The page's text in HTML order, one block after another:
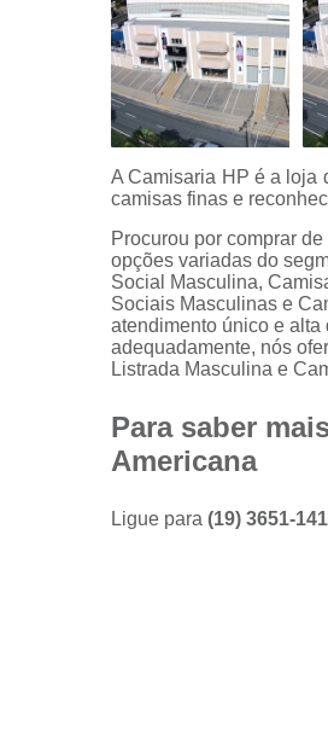
A Camisaria HP é a loja
camisas finas e
Procurou por comprar
opções variadas do
Social Masculina,
Sociais Masculinas e
atendimento único e
adequadamente, nós
Listrada Masculina e
Para saber
Americana
Ligue para (19) 3651-